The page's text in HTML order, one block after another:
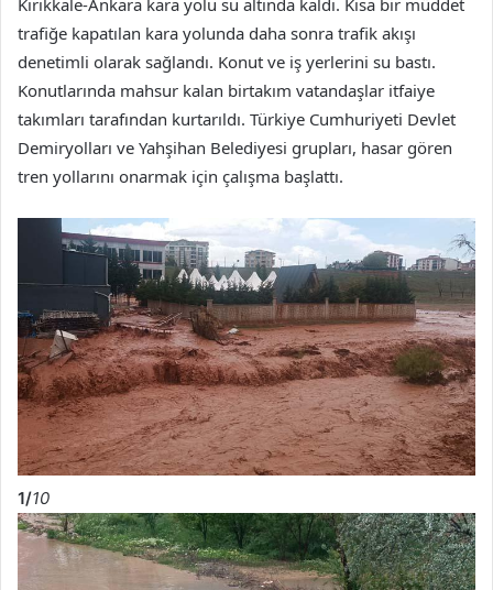
trafiğe kapatılan kara yolunda daha sonra trafik akışı
denetimli olarak sağlandı. Konut ve iş yerlerini su bastı.
Konutlarında mahsur kalan birtakım vatandaşlar itfaiye
takımları tarafından kurtarıldı. Türkiye Cumhuriyeti Devlet
Demiryolları ve Yahşihan Belediyesi grupları, hasar gören
tren yollarını onarmak için çalışma başlattı.
1/10